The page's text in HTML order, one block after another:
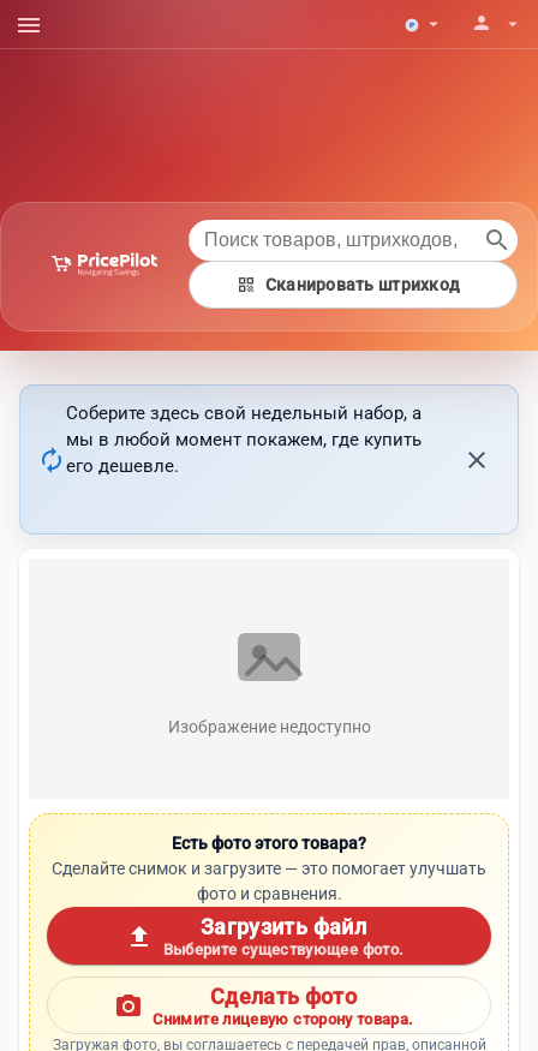
menu arrow_drop_down person arrow_drop_down
search
qr_code Сканировать штрихкод
autorenew
Соберите здесь свой недельный набор, а
мы в любой момент покажем, где купить
его дешевле.
close
Изображение недоступно
Есть фото этого товара?
Сделайте снимок и загрузите — это помогает улучшать
фото и сравнения.
upload Загрузить файл
Выберите существующее фото.
photo_camera Сделать фото
Снимите лицевую сторону товара.
Загружая фото, вы соглашаетесь с передачей прав, описанной